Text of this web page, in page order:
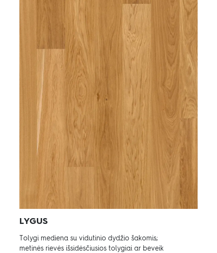
LYGUS
Tolygi mediena su vidutinio dydžio šakomis;
metinės rievės išsidėsčiusios tolygiai ar beveik